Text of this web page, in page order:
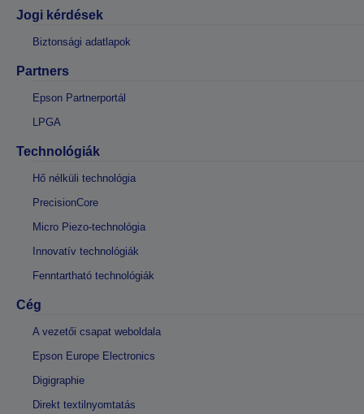
Jogi kérdések
Biztonsági adatlapok
Partners
Epson Partnerportál
LPGA
Technológiák
Hő nélküli technológia
PrecisionCore
Micro Piezo-technológia
Innovatív technológiák
Fenntartható technológiák
Cég
A vezetői csapat weboldala
Epson Europe Electronics
Digigraphie
Direkt textilnyomtatás